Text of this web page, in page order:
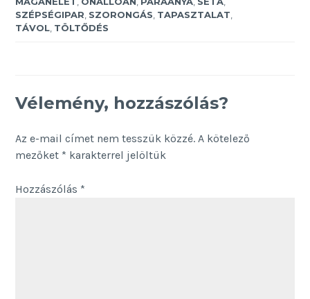
SZÉPSÉGIPAR SZORONGÁS TAPASZTALAT
TÁVOL TÖLTŐDÉS
Vélemény, hozzászólás?
Az e-mail címet nem tesszük közzé. A kötelező
mezőket * karakterrel jelöltük
Hozzászólás *